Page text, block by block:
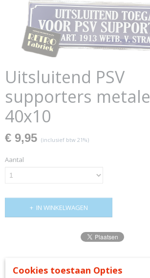
Uitsluitend PSV
supporters
40x10
€ 9,95 (inclusief btw 21%)
Aantal
IN WINKELWAGEN
Ook interessant
Cookies toestaan Opties